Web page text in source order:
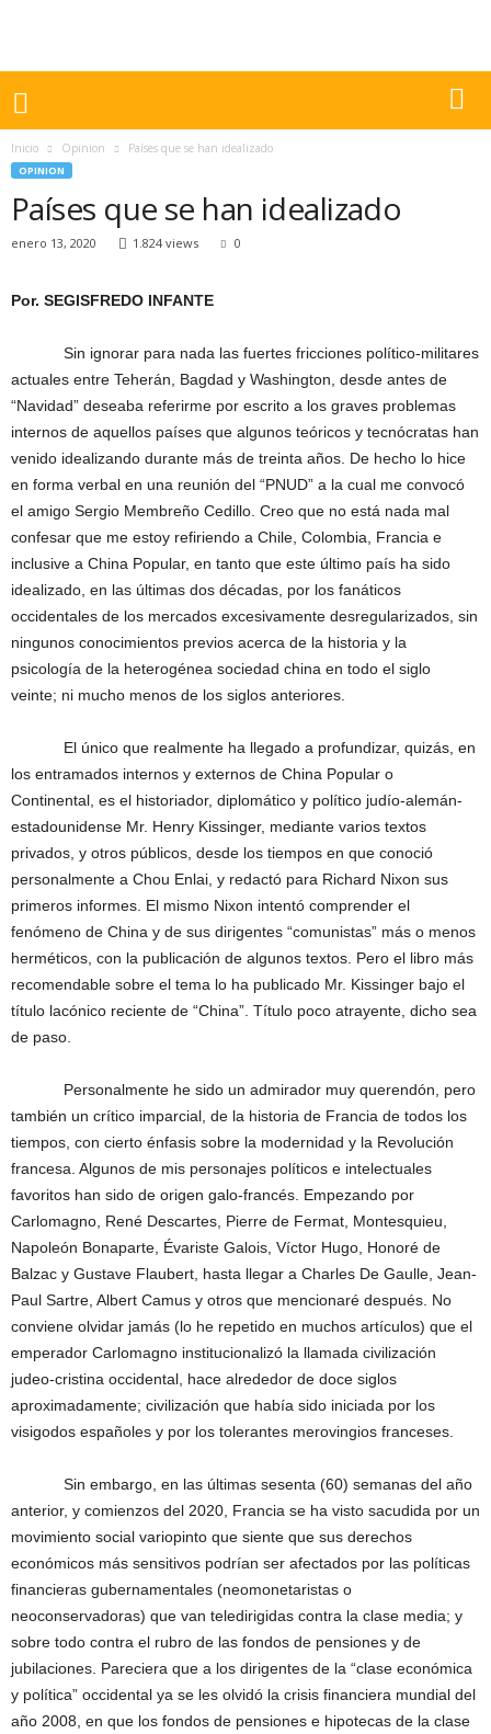
Inicio Opinion Países que se han idealizado
OPINION
Países que se han idealizado
enero 13, 2020 1.824 views 0
Por. SEGISFREDO INFANTE
Sin ignorar para nada las fuertes fricciones político-militares
actuales entre Teherán, Bagdad y Washington, desde antes de
“Navidad” deseaba referirme por escrito a los graves problemas
internos de aquellos países que algunos teóricos y tecnócratas han
venido idealizando durante más de treinta años. De hecho lo hice
en forma verbal en una reunión del “PNUD” a la cual me convocó
el amigo Sergio Membreño Cedillo. Creo que no está nada mal
confesar que me estoy refiriendo a Chile, Colombia, Francia e
inclusive a China Popular, en tanto que este último país ha sido
idealizado, en las últimas dos décadas, por los fanáticos
occidentales de los mercados excesivamente desregularizados, sin
ningunos conocimientos previos acerca de la historia y la
psicología de la heterogénea sociedad china en todo el siglo
veinte; ni mucho menos de los siglos anteriores.
El único que realmente ha llegado a profundizar, quizás, en
los entramados internos y externos de China Popular o
Continental, es el historiador, diplomático y político judío-alemán-
estadounidense Mr. Henry Kissinger, mediante varios textos
privados, y otros públicos, desde los tiempos en que conoció
personalmente a Chou Enlai, y redactó para Richard Nixon sus
primeros informes. El mismo Nixon intentó comprender el
fenómeno de China y de sus dirigentes “comunistas” más o menos
herméticos, con la publicación de algunos textos. Pero el libro más
recomendable sobre el tema lo ha publicado Mr. Kissinger bajo el
título lacónico reciente de “China”. Título poco atrayente, dicho sea
de paso.
Personalmente he sido un admirador muy querendón, pero
también un crítico imparcial, de la historia de Francia de todos los
tiempos, con cierto énfasis sobre la modernidad y la Revolución
francesa. Algunos de mis personajes políticos e intelectuales
favoritos han sido de origen galo-francés. Empezando por
Carlomagno, René Descartes, Pierre de Fermat, Montesquieu,
Napoleón Bonaparte, Évariste Galois, Víctor Hugo, Honoré de
Balzac y Gustave Flaubert, hasta llegar a Charles De Gaulle, Jean-
Paul Sartre, Albert Camus y otros que mencionaré después. No
conviene olvidar jamás (lo he repetido en muchos artículos) que el
emperador Carlomagno institucionalizó la llamada civilización
judeo-cristina occidental, hace alrededor de doce siglos
aproximadamente; civilización que había sido iniciada por los
visigodos españoles y por los tolerantes merovingios franceses.
Sin embargo, en las últimas sesenta (60) semanas del año
anterior, y comienzos del 2020, Francia se ha visto sacudida por un
movimiento social variopinto que siente que sus derechos
económicos más sensitivos podrían ser afectados por las políticas
financieras gubernamentales (neomonetaristas o
neoconservadoras) que van teledirigidas contra la clase media; y
sobre todo contra el rubro de las fondos de pensiones y de
jubilaciones. Pareciera que a los dirigentes de la “clase económica
y política” occidental ya se les olvidó la crisis financiera mundial del
año 2008, en que los fondos de pensiones e hipotecas de la clase